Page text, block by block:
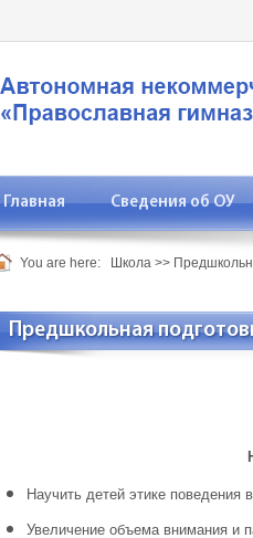
Главная Сведения об ОУ
You are here: Школа >>
Предшкольная
Научить детей этике поведения
Увеличение объема внимания и